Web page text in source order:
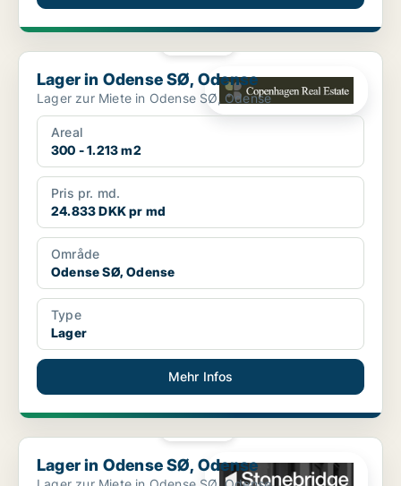
Lager in Odense SØ, Odense
Lager in Odense SØ, Odense
Lager zur Miete in Odense SØ, Odense
Areal
300 - 1.213 m2
Pris pr. md.
24.833 DKK pr md
Område
Odense SØ, Odense
Type
Lager
Mehr Infos
Lager in Odense SØ, Odense
Lager in Odense SØ, Odense